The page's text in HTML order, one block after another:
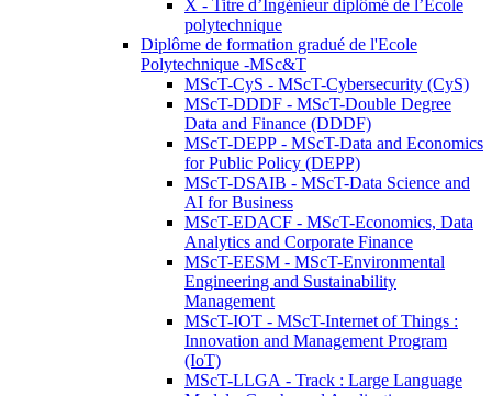
X - Titre d’Ingénieur diplômé de l’École
polytechnique
Diplôme de formation gradué de l'Ecole
Polytechnique -MSc&T
MScT-CyS - MScT-Cybersecurity (CyS)
MScT-DDDF - MScT-Double Degree
Data and Finance (DDDF)
MScT-DEPP - MScT-Data and Economics
for Public Policy (DEPP)
MScT-DSAIB - MScT-Data Science and
AI for Business
MScT-EDACF - MScT-Economics, Data
Analytics and Corporate Finance
MScT-EESM - MScT-Environmental
Engineering and Sustainability
Management
MScT-IOT - MScT-Internet of Things :
Innovation and Management Program
(IoT)
MScT-LLGA - Track : Large Language